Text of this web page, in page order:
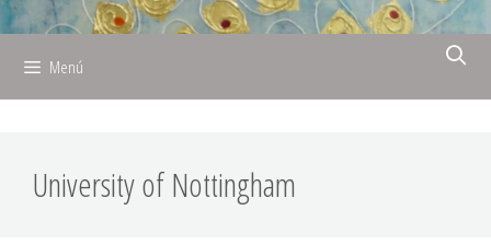
Menú
University of Nottingham